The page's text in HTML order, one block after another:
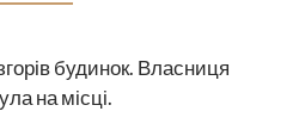
будинок. Власниця
на місці.